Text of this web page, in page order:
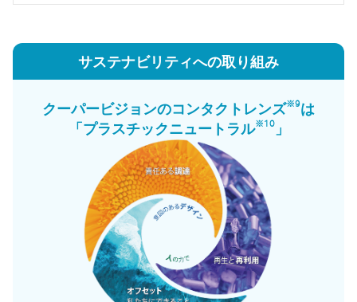
サステナビリティへの取り組み
クーパービジョンのコンタクトレンズ※9は
「プラスチックニュートラル※10」